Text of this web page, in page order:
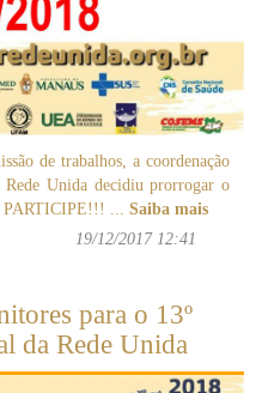
de trabalhos, a coordenação
Rede Unida decidiu prorrogar o
PARTICIPE!!!
Saiba mais
19/12/2017 12:41
para o 13º
da Rede Unida